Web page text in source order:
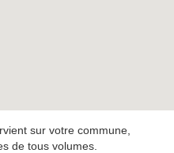
sur votre commune,
de tous volumes.